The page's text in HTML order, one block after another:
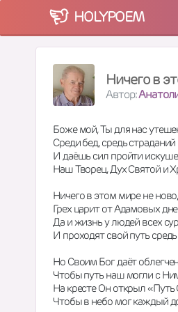
HOLYPOEM
Ничего в
Автор:
Боже мой, Ты для нас
Среди бед, средь страданий
И даёшь сил пройти
Наш Творец, Дух Святой и
Ничего в этом мире не ново,
Грех царит от Адамовых
Да и жизнь у людей всех
И проходят свой путь
Но Своим Бог даёт
Чтобы путь наш могли с
На кресте Он открыл «Путь
Чтобы в небо мог каждый